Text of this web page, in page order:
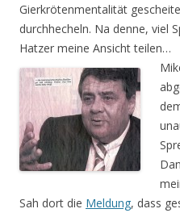
Gierkrötenmentalität
durchhecheln. Na denne, viel
Hatzer meine Ansicht teilen…
Sah dort die Meldung, dass